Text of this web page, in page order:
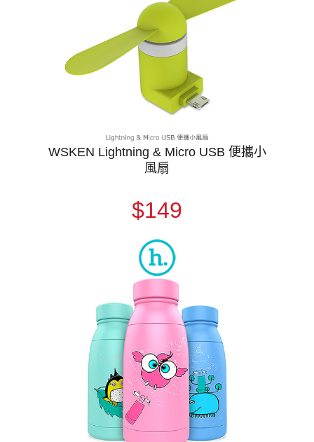
WSKEN Lightning & Micro USB 便攜小
風扇
$149